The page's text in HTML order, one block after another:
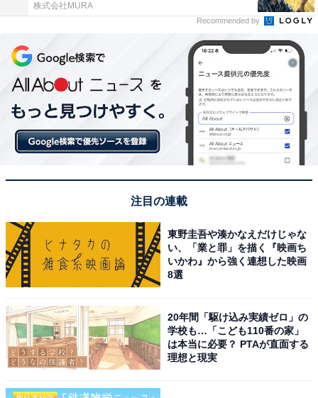
「あんずの丘」は入場無料！ 大型遊具・陶芸体
験・物産館がそろう山鹿市菊鹿町の里山体験施設
熊本県山鹿市菊鹿町にある「あんずの丘（山鹿市特産工
芸村）」は、里山の自然に囲まれた複合観光施設です。
入場は無料で、子どもから大人まで楽しめる多彩な施設
がそろっています。
株式会社MURA
Recommended by
注目の連載
東野圭吾や湊かなえだけじゃな
い、「業と罪」を描く『映画ち
いかわ』から強く連想した映画
8選
20年間「駆け込み実績ゼロ」の
学校も…「こども110番の家」
は本当に必要？ PTAが直面する
理想と現実